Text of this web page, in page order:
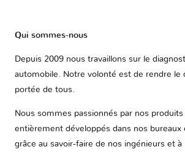
Qui sommes-nous
Depuis 2009 nous travaillons sur le
automobile. Notre volonté est de rendre le
portée de tous.
Nous sommes passionnés par nos
entièrement développés dans nos bureaux
grâce au savoir-faire de nos ingénieurs et